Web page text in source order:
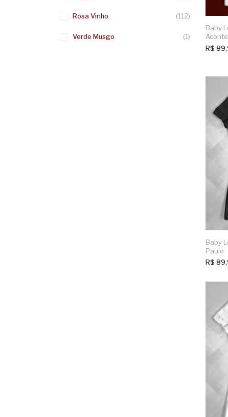
Rosa Vinho (112)
Verde Musgo (1)
Baby
R$
Baby
Paulo
R$